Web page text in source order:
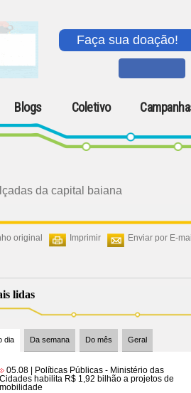
Faça sua doação!
Blogs Coletivo
da capital baiana
Enviar por E-mail
Imprimir
original
lidas
dia Da semana Do mês Geral
05.08 | Políticas Públicas - Ministério das
Cidades habilita R$ 1,92 bilhão a projetos de
mobilidade